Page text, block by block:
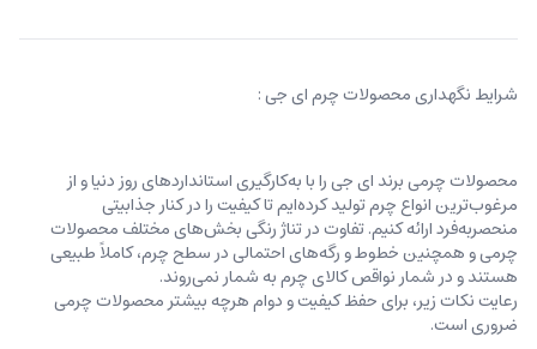
شرایط نگهداری محصولات چرم ای جی :
محصولات چرمی برند ای جی را با به‌کارگیری استانداردهای روز دنیا و از
مرغوب‌ترین انواع چرم تولید کرده‌ایم تا کیفیت را در کنار جذابیتی
منحصربه‌فرد ارائه کنیم. تفاوت در تناژ رنگی بخش‌های مختلف محصولات
چرمی و همچنین خطوط و رگه‌‌های احتمالی در سطح چرم، کاملاً طبیعی
هستند و در شمار نواقص کالای چرم به شمار نمی‌روند.
رعایت نکات زیر، برای حفظ کیفیت و دوام هرچه بیشتر محصولات چرمی
ضروری است.